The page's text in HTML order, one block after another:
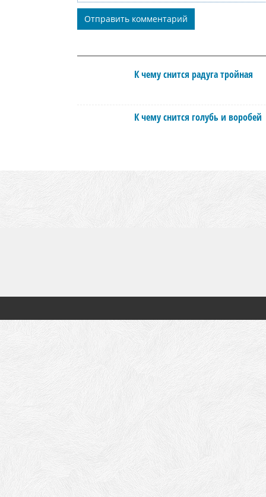
К чему снится радуга тройная
К чему снится голубь и воробей